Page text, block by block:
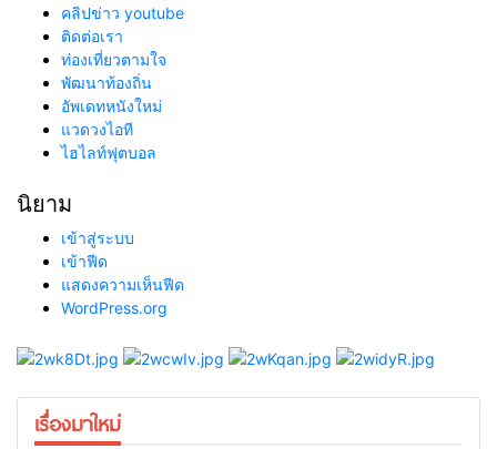
คลิปข่าว youtube
ติดต่อเรา
ท่องเที่ยวตามใจ
พัฒนาท้องถิ่น
อัพเดทหนังใหม่
แวดวงไอที
ไฮไลท์ฟุตบอล
นิยาม
เข้าสู่ระบบ
เข้าฟีด
แสดงความเห็นฟีด
WordPress.org
เรื่องมาใหม่